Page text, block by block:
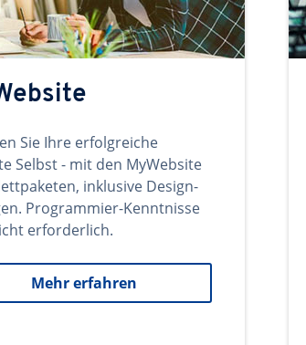
Sie Ihre erfolgreiche
Selbst - mit den MyWebsite
inklusive Design-
Programmier-Kenntnisse
erforderlich.
Mehr erfahren